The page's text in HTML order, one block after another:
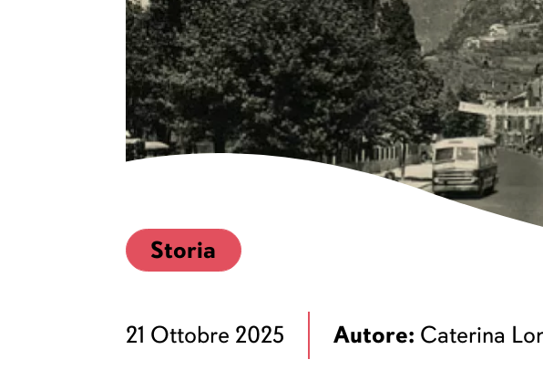
Storia
21 Ottobre 2025 Autore: Caterina